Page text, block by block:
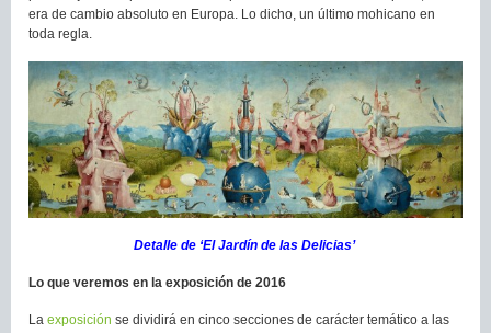
era de cambio absoluto en Europa. Lo dicho, un último mohicano en
toda regla.
Detalle de ‘El Jardín de las Delicias’
Lo que veremos en la exposición de 2016
La exposición se dividirá en cinco secciones de carácter temático a las